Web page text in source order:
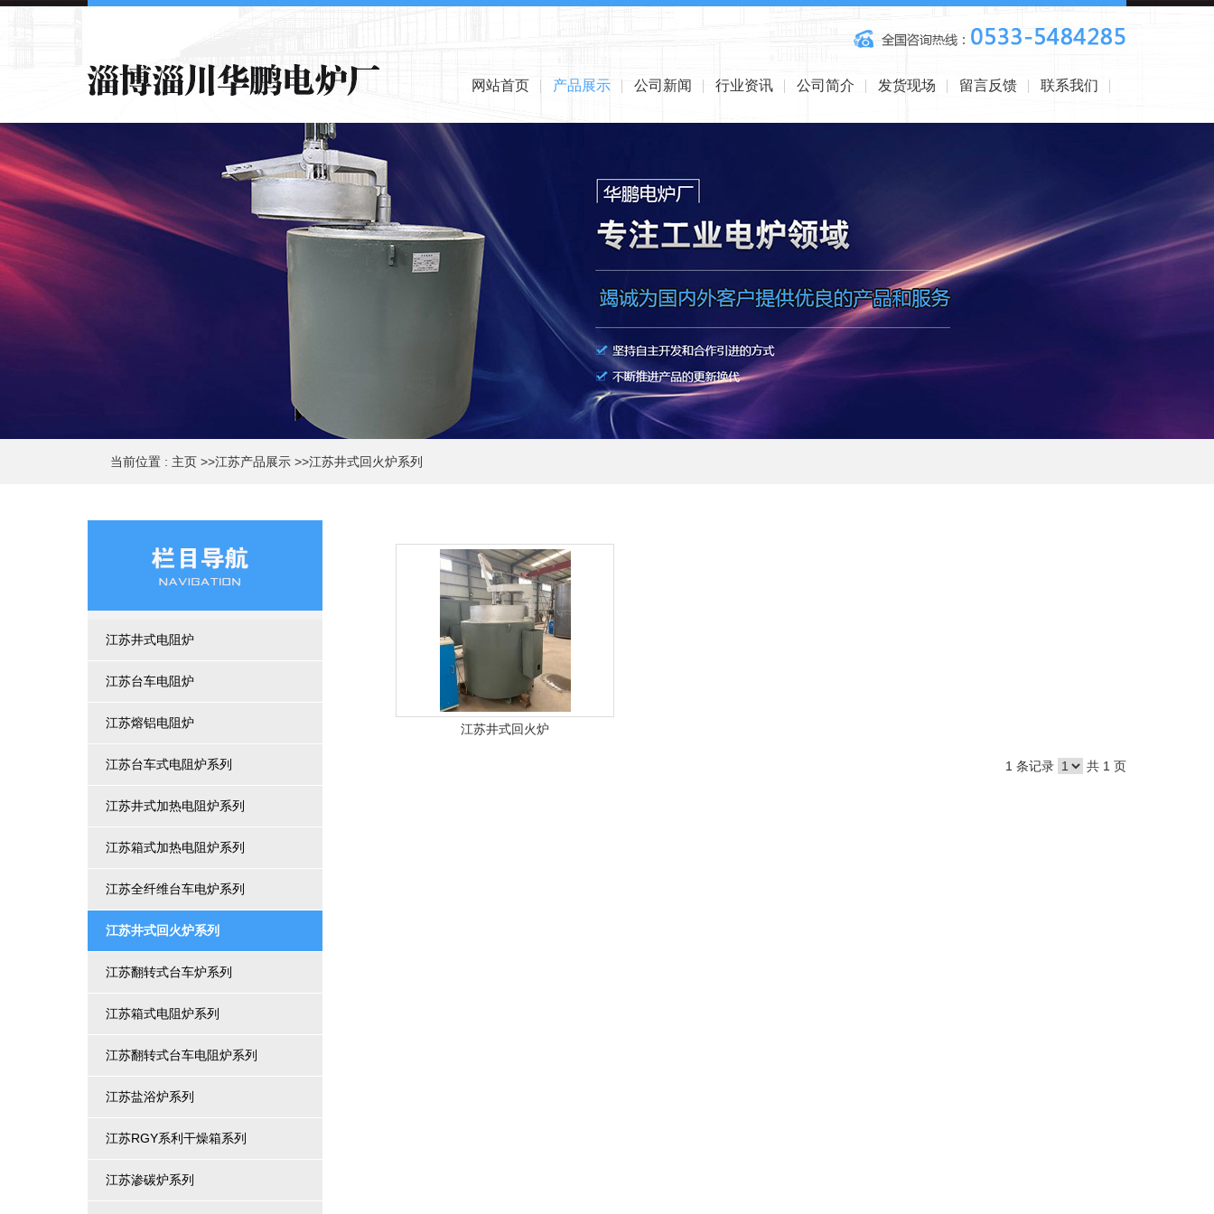
网站首页 产品展示 公司新闻 行业资讯 公司简介 发货现场 留言反馈 联系我们
当前位置 : 主页 >>江苏产品展示 >>江苏井式回火炉系列
江苏井式电阻炉
江苏台车电阻炉
江苏熔铝电阻炉
江苏台车式电阻炉系列
江苏井式加热电阻炉系列
江苏箱式加热电阻炉系列
江苏全纤维台车电炉系列
江苏井式回火炉系列
江苏翻转式台车炉系列
江苏箱式电阻炉系列
江苏翻转式台车电阻炉系列
江苏盐浴炉系列
江苏RGY系利干燥箱系列
江苏渗碳炉系列
江苏井式回火炉
1 条记录 共 1 页